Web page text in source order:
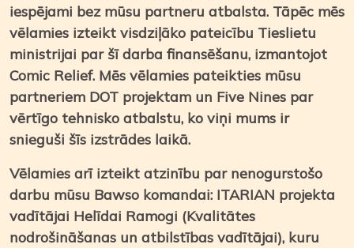
iespējami bez mūsu partneru atbalsta. Tāpēc mēs
vēlamies izteikt visdziļāko pateicību Tieslietu
ministrijai par šī darba finansēšanu, izmantojot
Comic Relief. Mēs vēlamies pateikties mūsu
partneriem DOT projektam un Five Nines par
vērtīgo tehnisko atbalstu, ko viņi mums ir
snieguši šīs izstrādes laikā.
Vēlamies arī izteikt atzinību par nenogurstošo
darbu mūsu Bawso komandai: ITARIAN projekta
vadītājai Helīdai Ramogi (Kvalitātes
nodrošināšanas un atbilstības vadītājai), kuru